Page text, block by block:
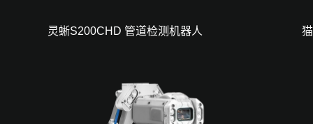
灵蜥S200CHD 管道检测机器人